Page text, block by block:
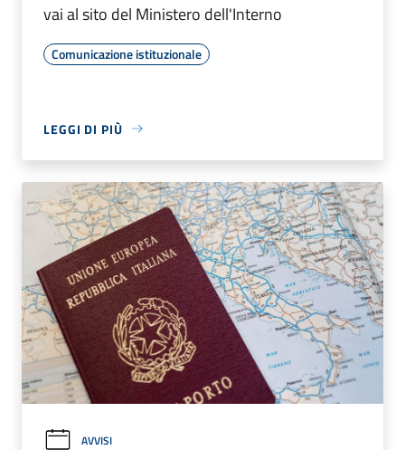
vai al sito del Ministero dell'Interno
Comunicazione istituzionale
LEGGI DI PIÙ
AVVISI